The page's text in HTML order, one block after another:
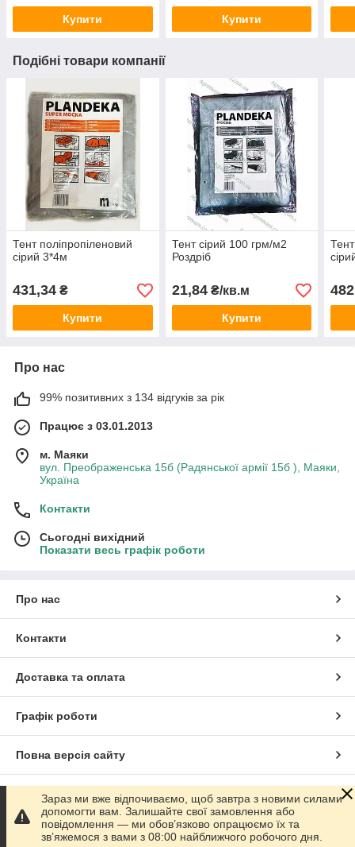
Купити Купити
Подібні товари компанії
Тент поліпропіленовий
сірий 3*4м
431,34 ₴
Купити
Тент сірий 100 грм/м2
Роздріб
21,84₴/кв.м
Купити
Про нас
99% позитивних з 134 відгуків за рік
Працює з 03.01.2013
м. Маяки
вул. Преображенська 15б (Радянської армії 15б ), Маяки,
Україна
Контакти
Сьогодні вихідний
Показати весь графік роботи
Про нас
Контакти
Доставка та оплата
Графік роботи
Повна версія сайту
Сайт створено на маркетплейсіProm.ua
Політика конфіденційності
Зараз ми вже відпочиваємо, щоб завтра з новими силами
допомогти вам. Залишайте свої замовлення або
повідомлення — ми обов’язково опрацюємо їх та
зв’яжемося з вами з 08:00 найближчого робочого дня.